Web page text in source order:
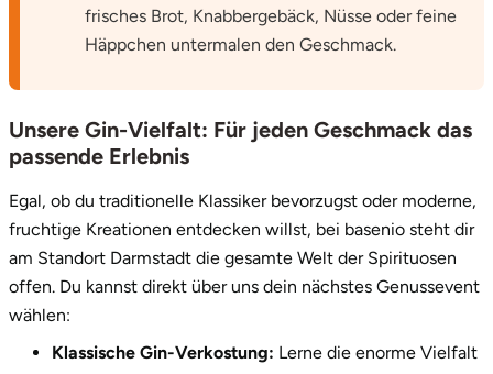
frisches Brot, Knabbergebäck, Nüsse oder feine
Häppchen untermalen den Geschmack.
Unsere Gin-Vielfalt: Für jeden Geschmack das
passende Erlebnis
Egal, ob du traditionelle Klassiker bevorzugst oder moderne,
fruchtige Kreationen entdecken willst, bei basenio steht dir
am Standort Darmstadt die gesamte Welt der Spirituosen
offen. Du kannst direkt über uns dein nächstes Genussevent
wählen:
Klassische Gin-Verkostung: Lerne die enorme Vielfalt